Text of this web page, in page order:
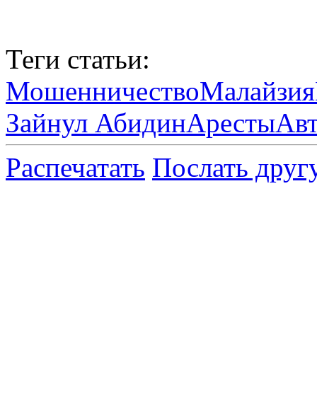
Теги статьи:
МошенничествоМалайзия
Зайнул АбидинАресты
Распечатать Послать